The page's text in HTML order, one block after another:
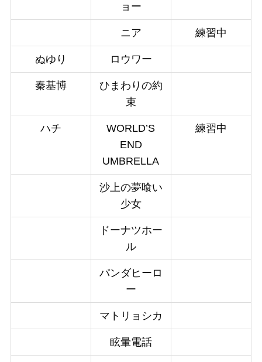
ョー
ニア 練習中
ぬゆり ロウワー
秦基博
ひまわりの約
束
ハチ
WORLD’S
END
UMBRELLA
練習中
沙上の夢喰い
少女
ドーナツホー
ル
パンダヒーロ
ー
マトリョシカ
眩暈電話